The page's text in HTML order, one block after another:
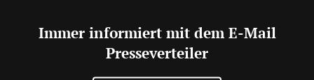
Immer informiert mit dem E-Mail
Presseverteiler